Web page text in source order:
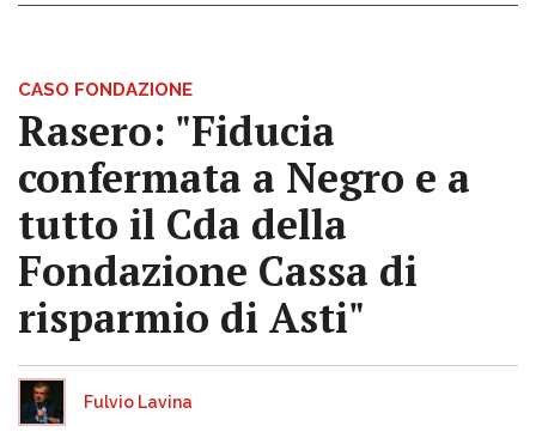
CASO FONDAZIONE
Rasero: "Fiducia
confermata a Negro e a
tutto il Cda della
Fondazione Cassa di
risparmio di Asti"
Fulvio Lavina